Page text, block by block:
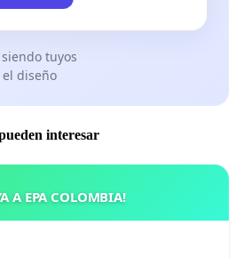
tuyos
diseño
interesar
A EPA COLOMBIA!